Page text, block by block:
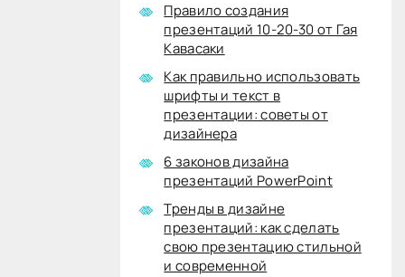
Правило создания
презентаций 10-20-30 от Гая
Кавасаки
Как правильно использовать
шрифты и текст в
презентации: советы от
дизайнера
6 законов дизайна
презентаций PowerPoint
Тренды в дизайне
презентаций: как сделать
свою презентацию стильной
и современной